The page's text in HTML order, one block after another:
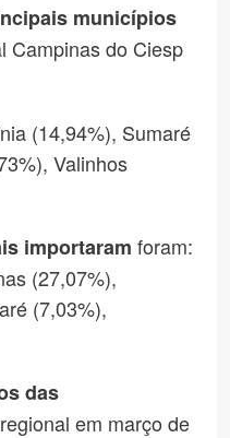
municípios
Campinas do Ciesp
(14,94%), Sumaré
Valinhos
importaram foram:
(27,07%),
(7,03%),
das
em março de